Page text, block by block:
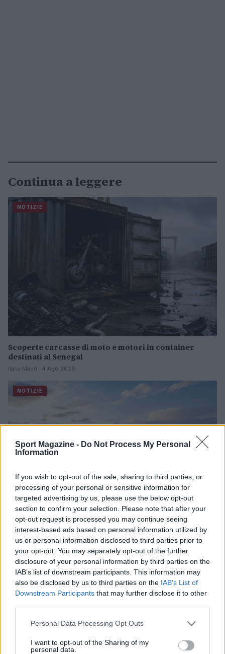
Sport Magazine - Do Not Process My Personal
Information
If you wish to opt-out of the sale, sharing to third parties, or
processing of your personal or sensitive information for
targeted advertising by us, please use the below opt-out
section to confirm your selection. Please note that after your
opt-out request is processed you may continue seeing
interest-based ads based on personal information utilized by
us or personal information disclosed to third parties prior to
your opt-out. You may separately opt-out of the further
disclosure of your personal information by third parties on the
IAB’s list of downstream participants. This information may
also be disclosed by us to third parties on the IAB’s List of
Downstream Participants that may further disclose it to other
Please note that this website/app uses one or more Google
not limited to your visit or usage behaviour. You may click to
Personal Data Processing Opt Outs
I want to opt-out of the Sharing of my
personal data.
Continua a leggere
NOTIZIE
Scoperte carcasse di moto e motori in container
destinati al Senegal
Ilaria Mauri · 4 Ago 2026
NOTIZIE
Nuova Zelanda: ondata di freddo eccezionale porta
neve a bassa quota
Francesca Lombardi · 4 Ago 2026
NOTIZIE